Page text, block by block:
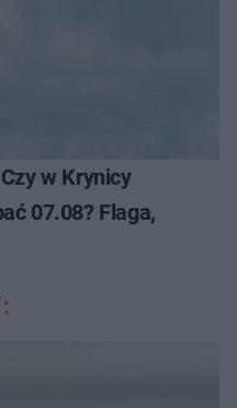
w Krynicy
07.08? Flaga,